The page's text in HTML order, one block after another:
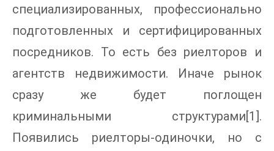
специализированных, профессионально
подготовленных и сертифицированных
посредников. То есть без риелторов и
агентств недвижимости. Иначе рынок
сразу же будет поглощен
криминальными структурами[1].
Появились риелторы-одиночки, но с